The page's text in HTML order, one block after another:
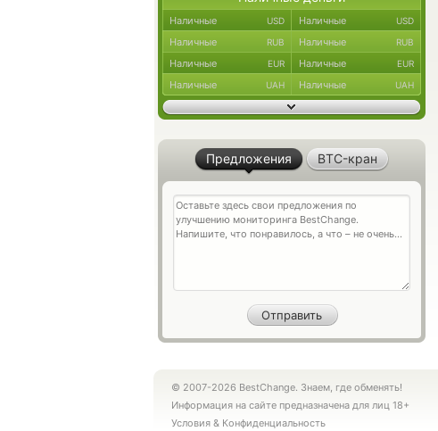
Наличные USD Наличные USD
Наличные RUB Наличные RUB
Наличные EUR Наличные EUR
Наличные UAH Наличные UAH
Предложения BTC-кран
© 2007-2026 BestChange. Знаем, где обменять!
Информация на сайте предназначена для лиц 18+
Условия & Конфиденциальность